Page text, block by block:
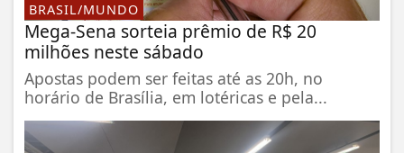
BRASIL/MUNDO
Mega-Sena sorteia prêmio de R$ 20
milhões neste sábado
Apostas podem ser feitas até as 20h, no
horário de Brasília, em lotéricas e pela...